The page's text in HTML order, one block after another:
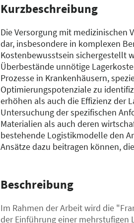
Kurzbeschreibung
Die Versorgung mit
dar, insbesondere in komplexen
Kostenbewusstsein sichergestellt
Überbestände unnötige
Prozesse in Krankenhäusern,
Optimierungspotenziale zu
erhöhen als auch die Effizienz der
Untersuchung der spezifischen
Materialien als auch deren
bestehende Logistikmodelle den
Ansätze dazu beitragen können,
Beschreibung
Im Rahmen der Arbeit wird die
der Einführung einer mehrstufigen